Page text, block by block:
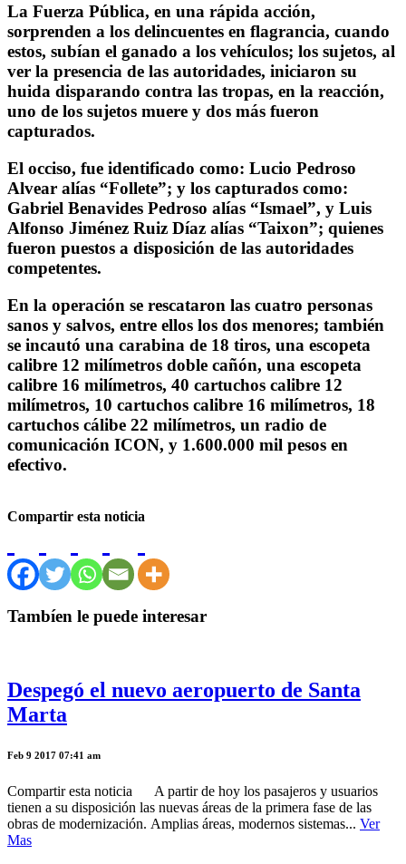
La Fuerza Pública, en una rápida acción,
sorprenden a los delincuentes en flagrancia, cuando
estos, subían el ganado a los vehículos; los sujetos, al
ver la presencia de las autoridades, iniciaron su
huida disparando contra las tropas, en la reacción,
uno de los sujetos muere y dos más fueron
capturados.
El occiso, fue identificado como: Lucio Pedroso
Alvear alías “Follete”; y los capturados como:
Gabriel Benavides Pedroso alías “Ismael”, y Luis
Alfonso Jiménez Ruiz Díaz alías “Taixon”; quienes
fueron puestos a disposición de las autoridades
competentes.
En la operación se rescataron las cuatro personas
sanos y salvos, entre ellos los dos menores; también
se incautó una carabina de 18 tiros, una escopeta
calibre 12 milímetros doble cañón, una escopeta
calibre 16 milímetros, 40 cartuchos calibre 12
milímetros, 10 cartuchos calibre 16 milímetros, 18
cartuchos cálibe 22 milímetros, un radio de
comunicación ICON, y 1.600.000 mil pesos en
efectivo.
Compartir esta noticia
Tambíen le puede interesar
Despegó el nuevo aeropuerto de Santa
Marta
Feb 9 2017 07:41 am
Compartir esta noticia A partir de hoy los pasajeros y usuarios
tienen a su disposición las nuevas áreas de la primera fase de las
obras de modernización. Amplias áreas, modernos sistemas... Ver
Mas